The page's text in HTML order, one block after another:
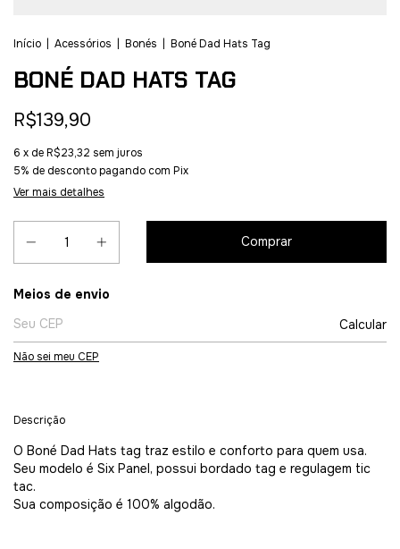
Início Acessórios Bonés Boné Dad Hats Tag
BONÉ DAD HATS TAG
R$139,90
6 x deR$23,32 sem juros
5% de descontopagando com Pix
Ver mais detalhes
Entregas para o CEP:
Meios de envio
Calcular
Não sei meu CEP
Descrição
O Boné Dad Hats tag traz estilo e conforto para quem usa.
Seu modelo é Six Panel, possui bordado tag e regulagem tic
tac.
Sua composição é 100% algodão.